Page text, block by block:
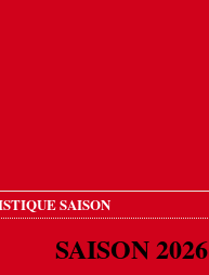
SAISON
SAISON 2026